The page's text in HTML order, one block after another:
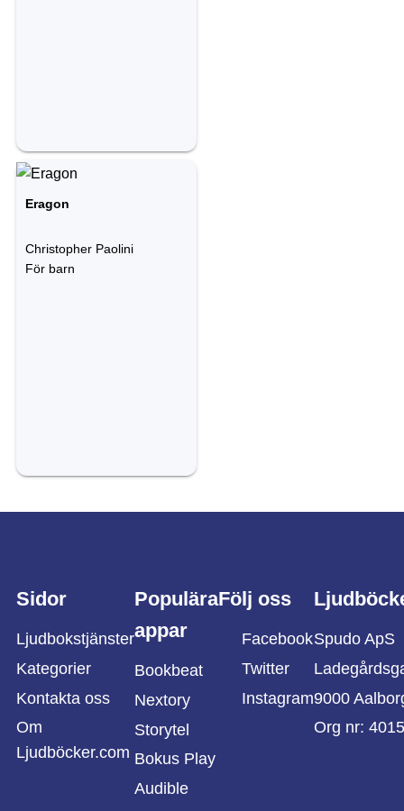
Eragon
Christopher Paolini
För barn
Sidor
Ljudbokstjänster
Kategorier
Kontakta oss
Om
Ljudböcker.com
Populära
appar
Bookbeat
Nextory
Storytel
Bokus Play
Audible
Följ oss
Facebook
Twitter
Instagram
Spudo ApS
9000
Org nr: